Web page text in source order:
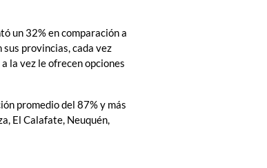
un 32% en comparación a
provincias, cada vez
la vez le ofrecen opciones
promedio del 87% y más
El Calafate, Neuquén,